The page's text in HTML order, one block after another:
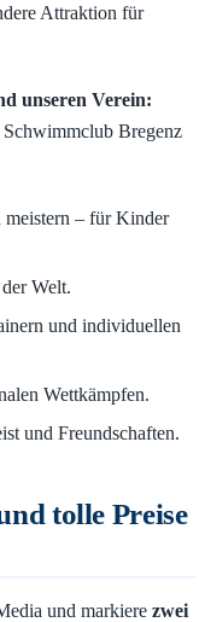
Attraktion für
unseren Verein:
Bregenz
meistern – für Kinder
Welt.
und individuellen
Wettkämpfen.
und Freundschaften.
tolle Preise
und markiere zwei